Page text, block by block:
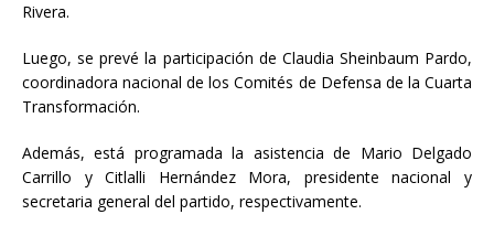
Rivera.
Luego, se prevé la participación de Claudia Sheinbaum Pardo,
coordinadora nacional de los Comités de Defensa de la Cuarta
Transformación.
Además, está programada la asistencia de Mario Delgado
Carrillo y Citlalli Hernández Mora, presidente nacional y
secretaria general del partido, respectivamente.